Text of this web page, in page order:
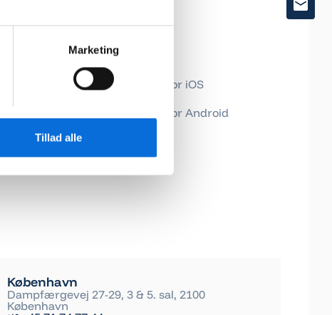
Marketing
Tillad alle
App
Download for iOS
Download for Android
København
Dampfærgevej 27-29, 3 & 5. sal, 2100
København